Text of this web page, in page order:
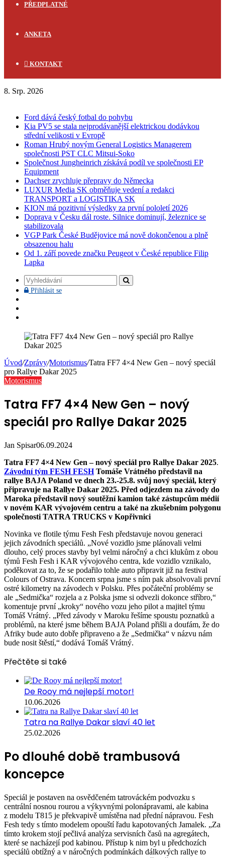
PŘEDPLATNÉ
ANKETA
KONTAKT
8. Srp. 2026
Ford dává český fotbal do pohybu
Kia PV5 se stala nejprodávanější elektrickou dodávkou
střední velikosti v Evropě
Roman Hrubý novým General Logistics Managerem
společnosti PST CLC Mitsui-Soko
Společnost Jungheinrich získává podíl ve společnosti EP
Equipment
Dachser zrychluje přepravy do Německa
LUXUR Media SK obměňuje vedení a redakci
TRANSPORT a LOGISTIKA SK
KION má pozitivní výsledky za první pololetí 2026
Doprava v Česku dál roste. Silnice dominují, železnice se
stabilizovala
VGP Park České Budějovice má nově dokončenou a plně
obsazenou halu
Od 1. září povede značku Peugeot v České republice Filip
Lapka
Vyhledávání
Přihlásit sePřihlásit
Úvod/Zprávy/Motorismus/Tatra FF7 4×4 New Gen – nový speciál
pro Rallye Dakar 2025
Motorismus
Tatra FF7 4×4 New Gen – nový
speciál pro Rallye Dakar 2025
Jan Spisar06.09.2024
Tatra FF7 4×4 New Gen – nový speciál pro Rallye Dakar 2025.
Závodní tým FESH FESHTomáše Vrátného představil na
rallye BAJA Poland ve dnech 23.-25.8. svůj nový speciál, který
připravuje na Rallye Dakar 2025. Před odjezdem na závody do
Maroka představil nový soutěžní kamion také zástupcům médií
v novém KAR vývojovém centru a také na zkušebním polygonu
společnosti TATRA TRUCKS v Kopřivnici
Novinka ve flotile týmu Fesh Fesh představuje novou generaci
jejich závodních speciálů. „Nové vozidlo jsme plánovali velmi
dlouho, celý proces stavby byl velmi náročný a chci klukům z obou
týmů Fesh Fesh i KAR vývojového centra, kde vozidlo vznikalo,
poděkovat za to, že se podařilo tohle auto připravit již na festival
Colours of Ostrava. Koncem srpna jsme s ním pak absolvovali první
ostré kilometry na závodech v Polsku. Přes počáteční problémy se
ale „Sedmička“ rozjela a z Polska jsme si odvezli dokonce stříbro,“
komentuje první „kroky“ nového vozu jeho pilot a majitel týmu
Tomáš Vrátný. „Před závody v Maroku řešíme spoustu poznatků a
problémů, na které jsme během BAJA Poland přišli a doufám, že do
Afriky bude auto dobře připraveno a že „Sedmička“ v názvu nám
bude nosit štěstí,“ dodává Tomáš Vrátný.
Přečtěte si také
De Rooy má nejlepší motor!
10.06.2026
Tatra na Rallye Dakar slaví 40 let
25.02.2026
Po dlouhé době trambusová
koncepce
Speciál je postaven na osvědčeném tatrováckém podvozku s
centrální nosnou rourou a výkyvnými polonápravami, ale kabina
z modelu T815 je překvapivě umístěna nad přední nápravou. Fesh
Fesh tedy s tímto modelem opouští řadu kapotovaných Jamalek. „Za
tímto krokem stojí pečlivá analýza servisních časů na agregátech,
které se nacházejí pod kabinou. Přístup k nim byl u předchozích
speciálů obtížný a v náročných podmínkách dálkových rallye to